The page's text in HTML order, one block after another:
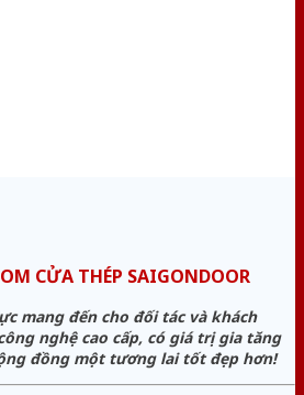
CỬA THÉP SAIGONDOOR
mang đến cho đối tác và khách
nghệ cao cấp, có giá trị gia tăng
đồng một tương lai tốt đẹp hơn!